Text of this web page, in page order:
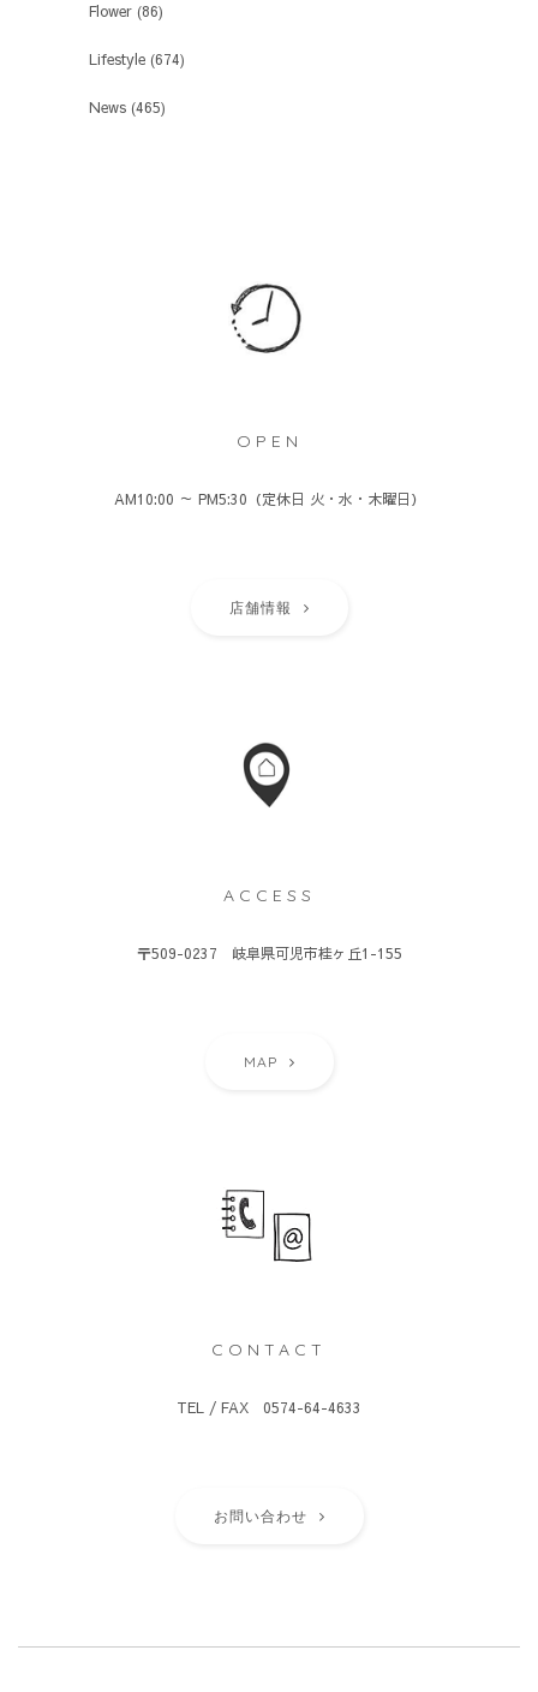
Flower (86)
Lifestyle (674)
News (465)
OPEN
AM10:00 ～ PM5:30（定休日 火・水・木曜日）
店舗情報
ACCESS
〒509-0237 岐阜県可児市桂ヶ丘1-155
MAP
CONTACT
TEL / FAX 0574-64-4633
お問い合わせ